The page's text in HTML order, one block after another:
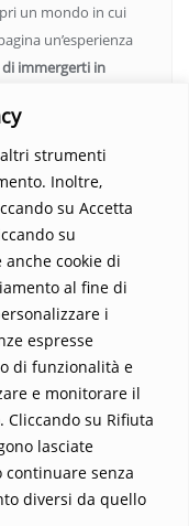
strumenti
Inoltre,
su Accetta
su
cookie di
al fine di
i
espresse
di funzionalità e
e monitorare il
su Rifiuta
lasciate
senza
diversi da quello
un mondo in cui
un’esperienza
di immergerti in
25 €… il tuo contributo
scrittore